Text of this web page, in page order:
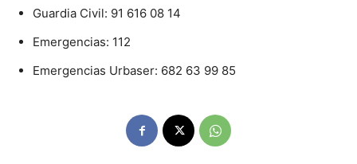
Guardia Civil: 91 616 08 14
Emergencias: 112
Emergencias Urbaser: 682 63 99 85